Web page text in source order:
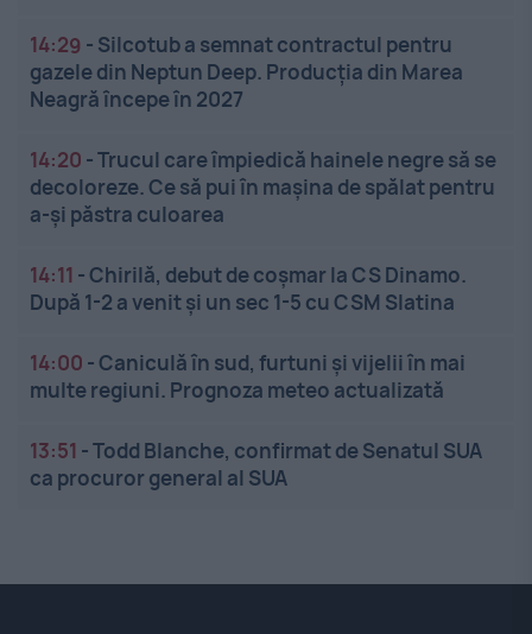
14:29 - Silcotub a semnat contractul pentru
gazele din Neptun Deep. Producția din Marea
Neagră începe în 2027
14:20 -Trucul care împiedică hainele negre să se
decoloreze. Ce să pui în mașina de spălat pentru
a-și păstra culoarea
14:11 -Chirilă, debut de coșmar la CS Dinamo.
După 1-2 a venit și un sec 1-5 cu CSM Slatina
14:00 -Caniculă în sud, furtuni și vijelii în mai
multe regiuni. Prognoza meteo actualizată
13:51 -Todd Blanche, confirmat de Senatul SUA
ca procuror general al SUA